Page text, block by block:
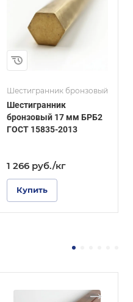
Шестигранник бронзовый
Шестигранник
бронзовый 17 мм БРБ2
ГОСТ 15835-2013
1 266 руб./кг
Купить
ГОСТ, ТУ
ГОСТ 15835-2013
Диаметр, мм
24